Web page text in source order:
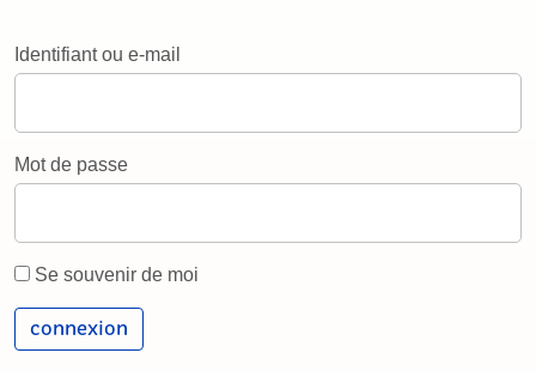
Identifiant ou e-mail
Mot de passe
Se souvenir de moi